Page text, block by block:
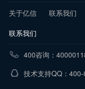
关于亿信 联系我们
联系我们
400咨询：
技术支持QQ：